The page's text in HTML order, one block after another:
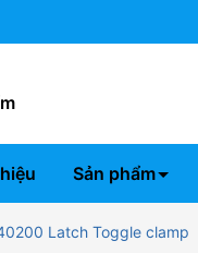
Sản phẩm
Latch Toggle clamp